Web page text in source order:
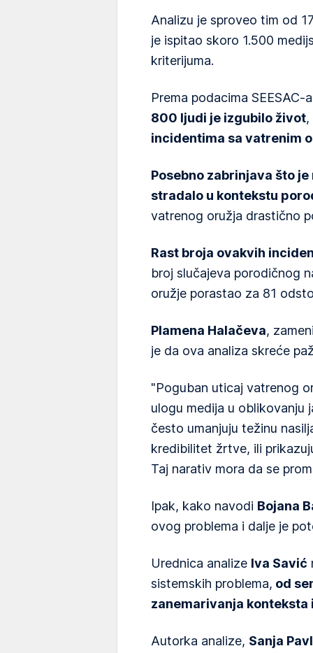
Analizu je sproveo tim od
je ispitao skoro 1.500
kriterijuma.
Prema podacima SEESAC-
800 ljudi je izgubilo život,
incidentima sa vatrenim
Posebno zabrinjava što
stradalo u kontekstu
vatrenog oružja drastično
Rast broja ovakvih
broj slučajeva porodičnog
oružje porastao za 81
Plamena Halačeva,
je da ova analiza skreće
"Poguban uticaj vatrenog
ulogu medija u oblikovanju
često umanjuju težinu
kredibilitet žrtve, ili
Taj narativ mora da se
Ipak, kako navodi Bojana
ovog problema i dalje je
Urednica analize Iva Savić
sistemskih problema, od
zanemarivanja
Autorka analize, Sanja